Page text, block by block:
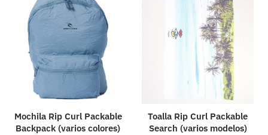
Mochila Rip Curl Packable
Backpack (varios colores)
Toalla Rip Curl Packable
Search (varios modelos)